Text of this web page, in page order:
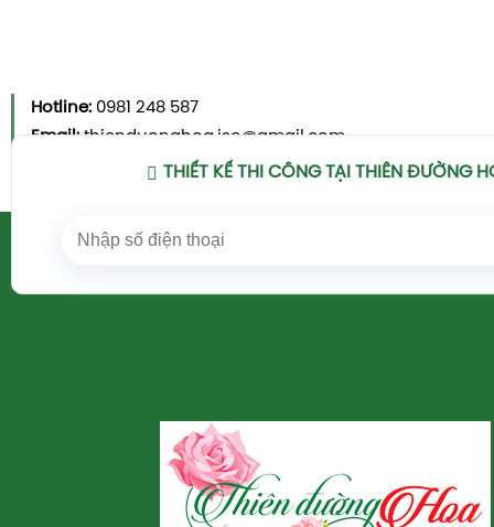
Hotline: 0981 248 587
Email:thienduonghoa.jsc@gmail.com
THIẾT KẾ THI CÔNG TẠI THIÊN ĐƯỜNG